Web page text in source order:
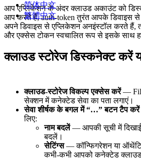
简体中文
繁體中文
आप एप्लिकेशन के अंदर क्लाउड अकाउंट को
आप करते हैं, auth-token तुरंत आपके डिवाइस से
अपने डिवाइस से एप्लिकेशन अनइंस्टॉल करते हैं,
और एक्सेस टोकन स्वचालित रूप से इसके साथ
क्लाउड स्टोरेज डिस्कनेक्ट करें
क्लाउड-स्टोरेज विकल्प एक्सेस करें—
सेक्शन में कनेक्टेड सेवा का पता लगाएं।
सेवा शीर्षक के बगल में “…” बटन टैप करें
लिए:
नाम बदलें— आपकी सूची में दिखाई
बदलें।
सेटिंग्स— कॉन्फिगरेशन या
कभी-कभी आपको कनेक्टेड